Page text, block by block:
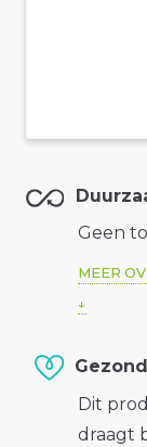
Geen
MEER
Dit
draagt